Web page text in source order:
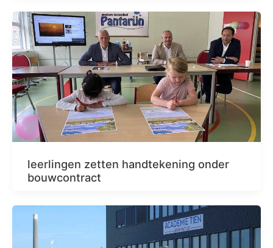
leerlingen zetten handtekening onder
bouwcontract